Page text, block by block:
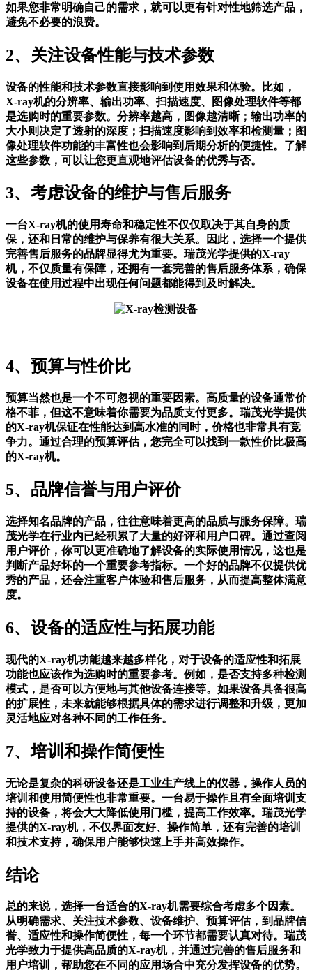
如果您非常明确自己的需求，就可以更有针对性地筛选产品，
避免不必要的浪费。
2、关注设备性能与技术参数
设备的性能和技术参数直接影响到使用效果和体验。比如，
X-ray机的分辨率、输出功率、扫描速度、图像处理软件等都
是选购时的重要参数。分辨率越高，图像越清晰；输出功率的
大小则决定了透射的深度；扫描速度影响到效率和检测量；图
像处理软件功能的丰富性也会影响到后期分析的便捷性。了解
这些参数，可以让您更直观地评估设备的优秀与否。
3、考虑设备的维护与售后服务
一台X-ray机的使用寿命和稳定性不仅仅取决于其自身的质
保，还和日常的维护与保养有很大关系。因此，选择一个提供
完善售后服务的品牌显得尤为重要。瑞茂光学提供的X-ray
机，不仅质量有保障，还拥有一套完善的售后服务体系，确保
设备在使用过程中出现任何问题都能得到及时解决。
4、预算与性价比
预算当然也是一个不可忽视的重要因素。高质量的设备通常价
格不菲，但这不意味着你需要为品质支付更多。瑞茂光学提供
的X-ray机保证在性能达到高水准的同时，价格也非常具有竞
争力。通过合理的预算评估，您完全可以找到一款性价比极高
的X-ray机。
5、品牌信誉与用户评价
选择知名品牌的产品，往往意味着更高的品质与服务保障。瑞
茂光学在行业内已经积累了大量的好评和用户口碑。通过查阅
用户评价，你可以更准确地了解设备的实际使用情况，这也是
判断产品好坏的一个重要参考指标。一个好的品牌不仅提供优
秀的产品，还会注重客户体验和售后服务，从而提高整体满意
度。
6、设备的适应性与拓展功能
现代的X-ray机功能越来越多样化，对于设备的适应性和拓展
功能也应该作为选购时的重要参考。例如，是否支持多种检测
模式，是否可以方便地与其他设备连接等。如果设备具备很高
的扩展性，未来就能够根据具体的需求进行调整和升级，更加
灵活地应对各种不同的工作任务。
7、培训和操作简便性
无论是复杂的科研设备还是工业生产线上的仪器，操作人员的
培训和使用简便性也非常重要。一台易于操作且有全面培训支
持的设备，将会大大降低使用门槛，提高工作效率。瑞茂光学
提供的X-ray机，不仅界面友好、操作简单，还有完善的培训
和技术支持，确保用户能够快速上手并高效操作。
结论
总的来说，选择一台适合的X-ray机需要综合考虑多个因素。
从明确需求、关注技术参数、设备维护、预算评估，到品牌信
誉、适应性和操作简便性，每一个环节都需要认真对待。瑞茂
光学致力于提供高品质的X-ray机，并通过完善的售后服务和
用户培训，帮助您在不同的应用场合中充分发挥设备的优势。